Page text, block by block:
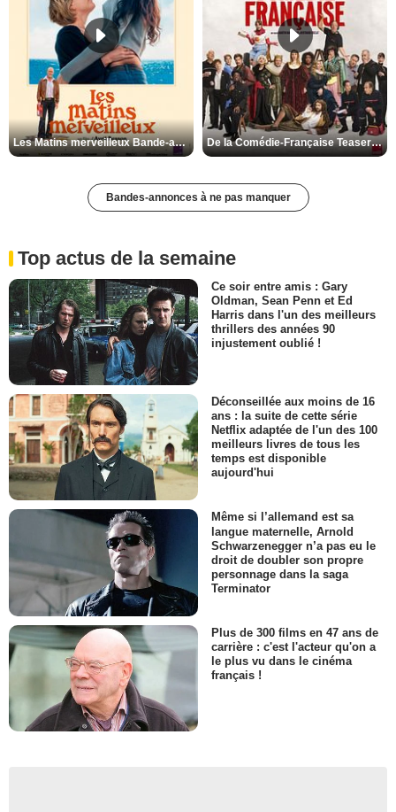
Les Matins merveilleux Bande-annonce VF De la Comédie-Française Teaser VF
Bandes-annonces à ne pas manquer
Top actus de la semaine
Ce soir entre amis : Gary
Oldman, Sean Penn et Ed
Harris dans l'un des meilleurs
thrillers des années 90
injustement oublié !
Déconseillée aux moins de 16
ans : la suite de cette série
Netflix adaptée de l'un des 100
meilleurs livres de tous les
temps est disponible
aujourd'hui
Même si l’allemand est sa
langue maternelle, Arnold
Schwarzenegger n’a pas eu le
droit de doubler son propre
personnage dans la saga
Terminator
Plus de 300 films en 47 ans de
carrière : c'est l'acteur qu'on a
le plus vu dans le cinéma
français !